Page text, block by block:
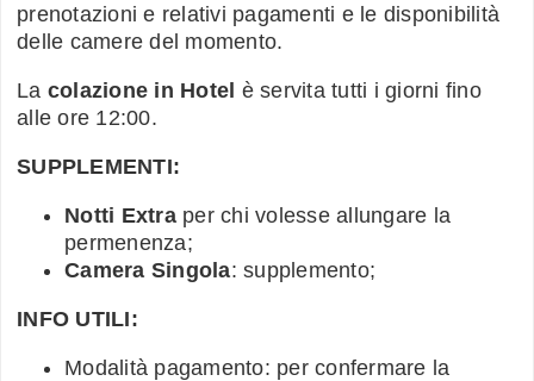
prenotazioni e relativi pagamenti e le disponibilità
delle camere del momento.
La colazione in Hotel è servita tutti i giorni fino
alle ore 12:00.
SUPPLEMENTI:
Notti Extraper chi volesse allungare la
permenenza;
Camera Singola: supplemento;
INFO UTILI:
Modalità pagamento: per confermare la